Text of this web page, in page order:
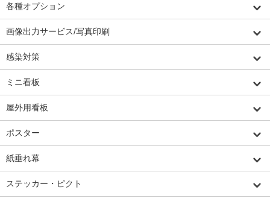
各種オプション
画像出力サービス/写真印刷
感染対策
ミニ看板
屋外用看板
ポスター
紙垂れ幕
ステッカー・ピクト